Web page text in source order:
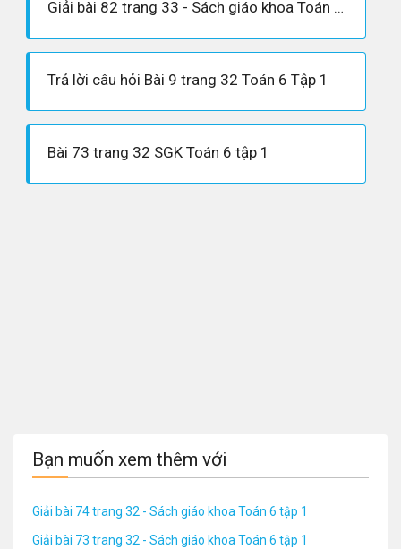
Giải bài 82 trang 33 - Sách giáo khoa Toán 6 tập 1
Trả lời câu hỏi Bài 9 trang 32 Toán 6 Tập 1
Bài 73 trang 32 SGK Toán 6 tập 1
Bạn muốn xem thêm với
Giải bài 74 trang 32 - Sách giáo khoa Toán 6 tập 1
Giải bài 73 trang 32 - Sách giáo khoa Toán 6 tập 1